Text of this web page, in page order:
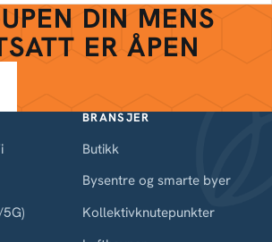
DIN MENS
ER ÅPEN
BRANSJER
Butikk
Bysentre og smarte byer
Kollektivknutepunkter